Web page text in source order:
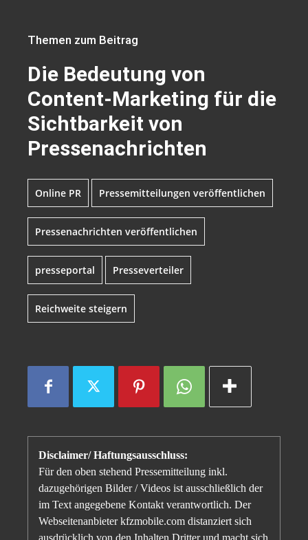
Themen zum Beitrag
Die Bedeutung von
Content-Marketing für die
Sichtbarkeit von
Pressenachrichten
Online PR Pressemitteilungen veröffentlichen
Pressenachrichten veröffentlichen
presseportal Presseverteiler
Reichweite steigern
Disclaimer/ Haftungsausschluss:
Für den oben stehend Pressemitteilung inkl.
dazugehörigen Bilder / Videos ist ausschließlich der
im Text angegebene Kontakt verantwortlich. Der
Webseitenanbieter kfzmobile.com distanziert sich